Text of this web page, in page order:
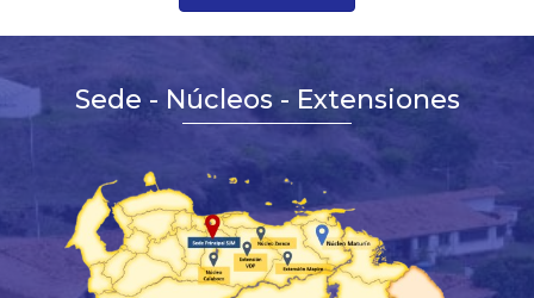
Sede - Núcleos - Extensiones